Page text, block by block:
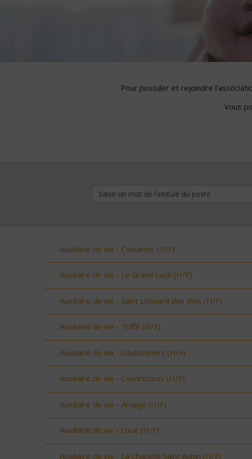
Pour postuler et rejoindre
Vous
Auxiliaire de vie - Coulaines (H/F)
Auxiliaire de vie - Le Grand Lucé (H/F)
Auxiliaire de vie - Saint Léonard des Bois (H/F)
Auxiliaire de vie - Tuffé (H/F)
Auxiliaire de vie - Coulombiers (H/F)
Auxiliaire de vie - Coudrecieux (H/F)
Auxiliaire de vie - Arnage (H/F)
Auxiliaire de vie - Loué (H/F)
Auxiliaire de vie - La Chapelle Saint Aubin (H/F)